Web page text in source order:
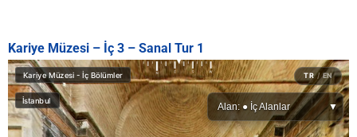
Kariye Müzesi – İç 3 – Sanal Tur 1